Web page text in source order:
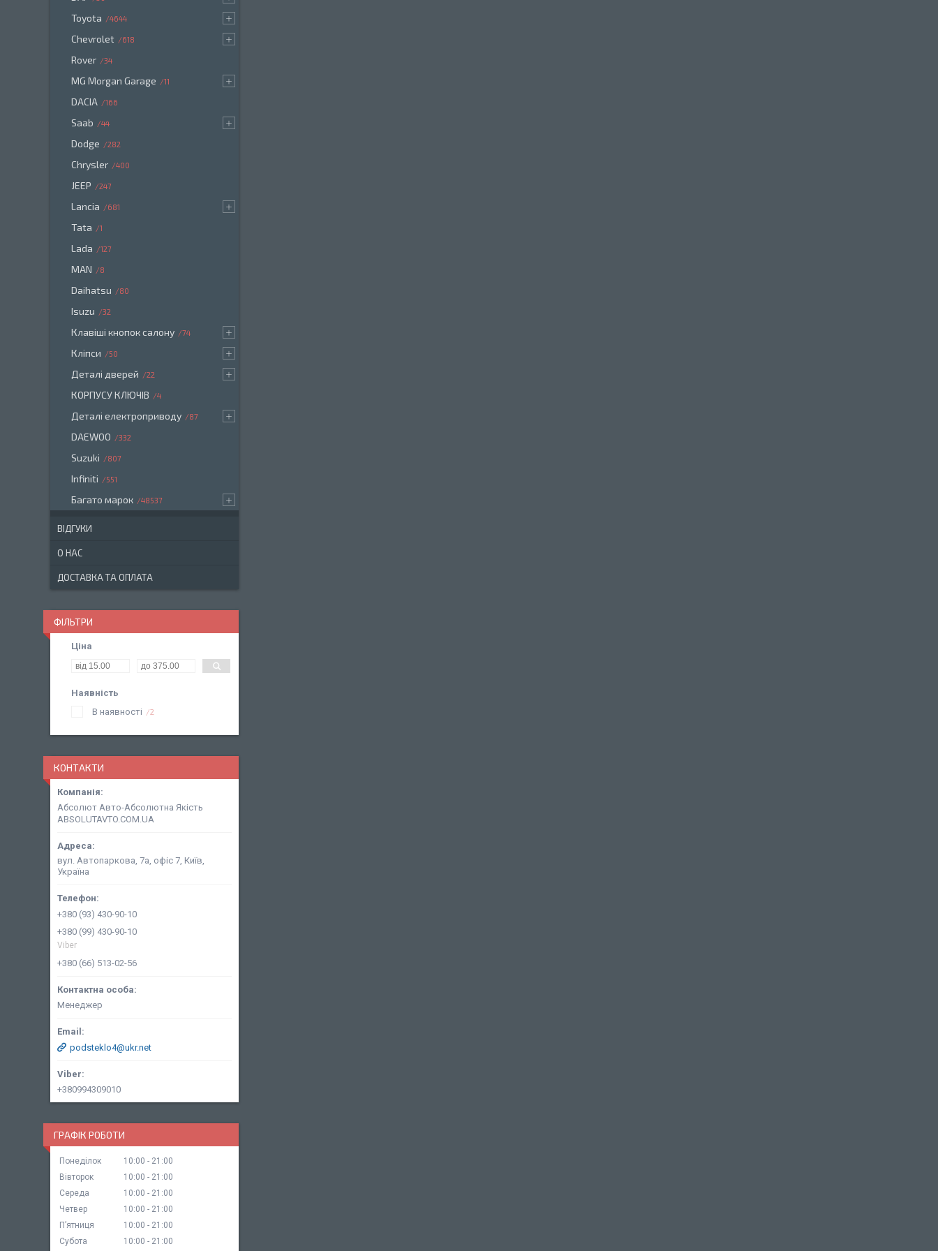
Toyota 4644
Chevrolet 618
Rover 34
MG Morgan Garage 11
DACIA 166
Saab 44
Dodge 282
Chrysler 400
JEEP 247
Lancia 681
Tata 1
Lada 127
MAN 8
Daihatsu 80
Isuzu 32
Клавіші кнопок салону 74
Кліпси 50
Деталі дверей 22
КОРПУСУ КЛЮЧІВ 4
Деталі електроприводу 87
DAEWOO 332
Suzuki 807
Infiniti 551
Багато марок 48537
ВІДГУКИ
О НАС
ДОСТАВКА ТА ОПЛАТА
ФІЛЬТРИ
Ціна
Наявність
В наявності
2
КОНТАКТИ
Абсолют Авто-Абсолютна Якість
ABSOLUTAVTO.COM.UA
вул. Автопаркова, 7а, офіс 7, Київ,
Україна
+380 (93) 430-90-10
+380 (99) 430-90-10
Viber
+380 (66) 513-02-56
Менеджер
podsteklo4@ukr.net
+380994309010
ГРАФІК РОБОТИ
Понеділок 10:00
21:00
Вівторок
10:00
21:00
Середа
10:00
21:00
Четвер
10:00
21:00
Пʼятниця
10:00
21:00
Субота
10:00 21:00